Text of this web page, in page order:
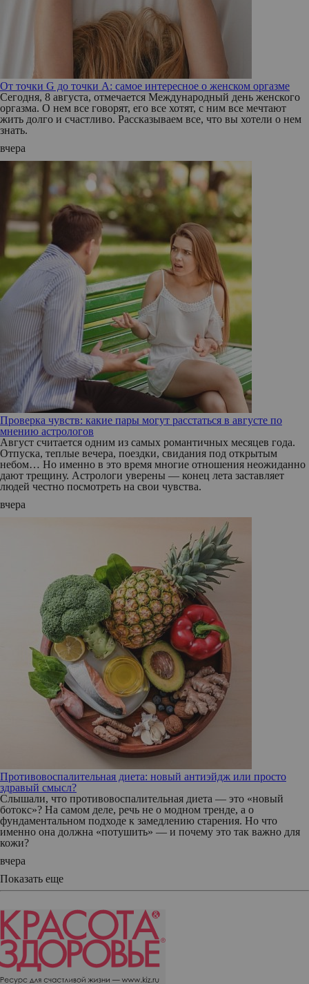
От точки G до точки A: самое интересное о женском оргазме
Сегодня, 8 августа, отмечается Международный день женского
оргазма. О нем все говорят, его все хотят, с ним все мечтают
жить долго и счастливо. Рассказываем все, что вы хотели о нем
знать.
вчера
Проверка чувств: какие пары могут расстаться в августе по
мнению астрологов
Август считается одним из самых романтичных месяцев года.
Отпуска, теплые вечера, поездки, свидания под открытым
небом… Но именно в это время многие отношения неожиданно
дают трещину. Астрологи уверены — конец лета заставляет
людей честно посмотреть на свои чувства.
вчера
Противовоспалительная диета: новый антиэйдж или просто
здравый смысл?
Слышали, что противовоспалительная диета — это «новый
ботокс»? На самом деле, речь не о модном тренде, а о
фундаментальном подходе к замедлению старения. Но что
именно она должна «потушить» — и почему это так важно для
кожи?
вчера
Показать еще